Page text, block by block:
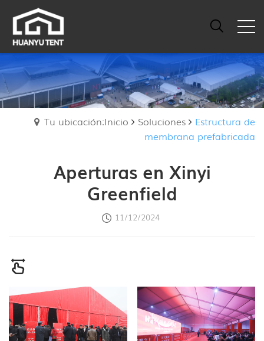
Tu ubicación:Inicio Soluciones
Estructura de
membrana prefabricada
Aperturas en Xinyi
Greenfield
11/12/2024